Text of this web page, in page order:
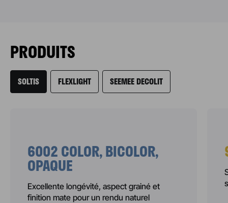
PRODUITS
SOLTIS FLEXLIGHT SEEMEE DECOLIT
6002 COLOR, BICOLOR,
OPAQUE
Excellente longévité, aspect grainé et
finition mate pour un rendu naturel